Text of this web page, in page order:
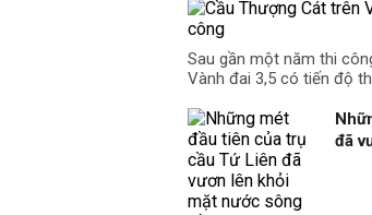
Sau gần một năm thi
Vành đai 3,5 có tiến độ
đã